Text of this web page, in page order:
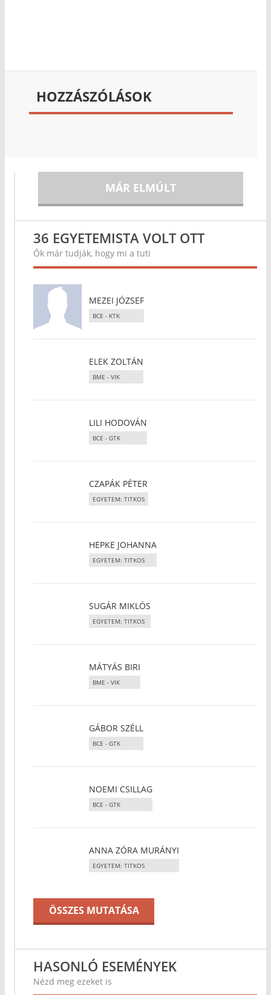
HOZZÁSZÓLÁSOK
MÁR ELMÚLT
36 EGYETEMISTA VOLT OTT
Ők már tudják, hogy mi a tuti
MEZEI JÓZSEF
BCE - KTK
ELEK ZOLTÁN
BME - VIK
LILI HODOVÁN
BCE - GTK
CZAPÁK PÉTER
EGYETEM: TITKOS
HEPKE JOHANNA
EGYETEM: TITKOS
SUGÁR MIKLÓS
EGYETEM: TITKOS
MÁTYÁS BIRI
BME - VIK
GÁBOR SZÉLL
BCE - GTK
NOEMI CSILLAG
BCE - GTK
ANNA ZÓRA MURÁNYI
EGYETEM: TITKOS
ÖSSZES MUTATÁSA
HASONLÓ ESEMÉNYEK
Nézd meg ezeket is